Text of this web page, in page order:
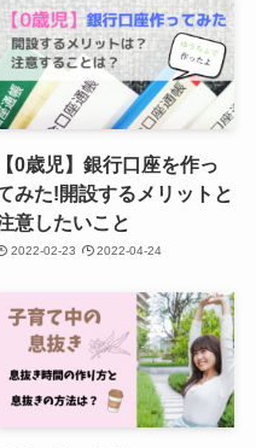
【0歳児】銀行口座を作っ
みた!開設するメリットと
意したいこと
2022-02-23 2022-04-24